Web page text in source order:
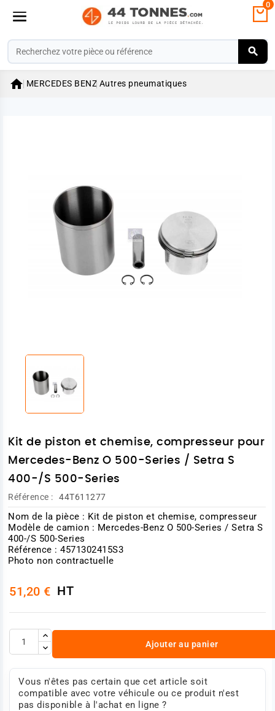
0
 MERCEDES BENZ Autres pneumatiques
Kit de piston et chemise, compresseur pour
Mercedes-Benz O 500-Series / Setra S
400-/S 500-Series
Référence : 44T611277
Nom de la pièce : Kit de piston et chemise, compresseur
Modèle de camion : Mercedes-Benz O 500-Series / Setra S
400-/S 500-Series
Référence : 4571302415S3
Photo non contractuelle
51,20 € HT
Ajouter au panier
Vous n'êtes pas certain que cet article soit
compatible avec votre véhicule ou ce produit n'est
pas disponible à l'achat en ligne ?